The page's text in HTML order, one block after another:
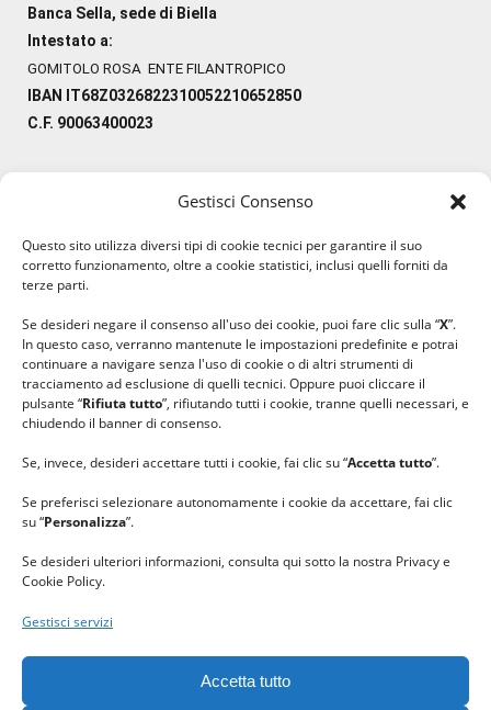
Gestisci Consenso
Questo sito utilizza diversi tipi di cookie tecnici per garantire il suo
corretto funzionamento, oltre a cookie statistici, inclusi quelli forniti da
terze parti.
Se desideri negare il consenso all'uso dei cookie, puoi fare clic sulla “X”.
In questo caso, verranno mantenute le impostazioni predefinite e potrai
continuare a navigare senza l'uso di cookie o di altri strumenti di
tracciamento ad esclusione di quelli tecnici. Oppure puoi cliccare il
pulsante “Rifiuta tutto”, rifiutando tutti i cookie, tranne quelli necessari, e
chiudendo il banner di consenso.
Se, invece, desideri accettare tutti i cookie, fai clic su “Accetta tutto”.
Se preferisci selezionare autonomamente i cookie da accettare, fai clic
su “Personalizza”.
Se desideri ulteriori informazioni, consulta qui sotto la nostra Privacy e
Cookie Policy.
Gestisci servizi
Accetta tutto
Banca Sella, sede di Biella
Intestato a:
GOMITOLO ROSA ENTE FILANTROPICO
IBAN IT68Z0326822310052210652850
C.F. 90063400023
#lanaterapia
#ilcaloredellempatia